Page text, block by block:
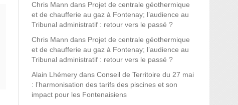
Chris Mann dans Projet de centrale géothermique
et de chaufferie au gaz à Fontenay; l’audience au
Tribunal administratif : retour vers le passé ?
Chris Mann dans Projet de centrale géothermique
et de chaufferie au gaz à Fontenay; l’audience au
Tribunal administratif : retour vers le passé ?
Alain Lhémery dans Conseil de Territoire du 27 mai
: l’harmonisation des tarifs des piscines et son
impact pour les Fontenaisiens